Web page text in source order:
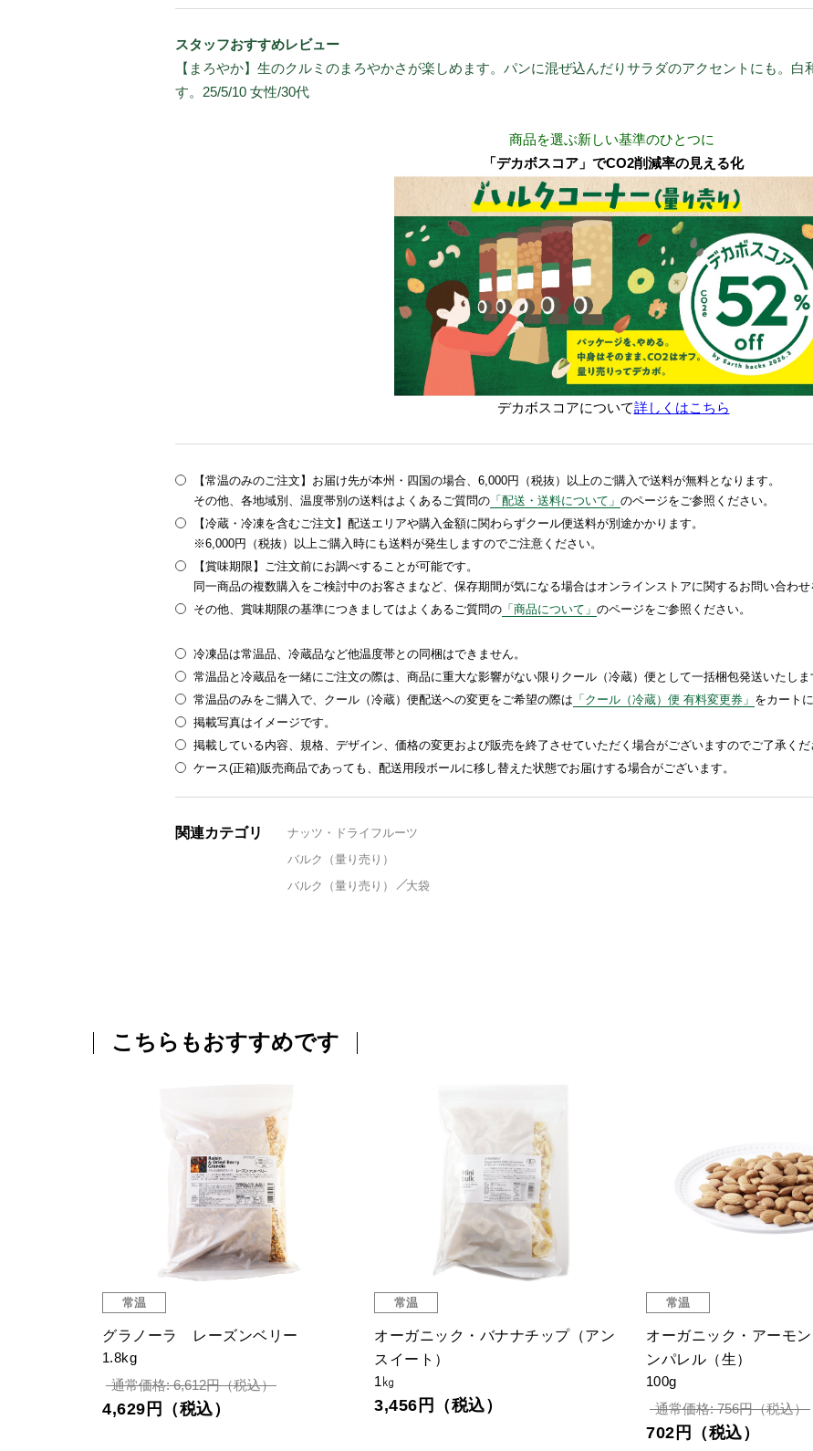
スタッフおすすめレビュー
【まろやか】生のクルミのまろやかさが楽しめます。パンに混ぜ込んだりサラダのアクセントにも。白
す。25/5/10 女性/30代
商品を選ぶ新しい基準のひとつに
「デカボスコア」でCO2削減率の見える化
デカボスコアについて詳しくはこちら
【常温のみのご注文】お届け先が本州・四国の場合、6,000円（税抜）以上のご購入で送料が無料となります。
その他、各地域別、温度帯別の送料はよくあるご質問の 「配送・送料について」 のページをご参照ください。
【冷蔵・冷凍を含むご注文】配送エリアや購入金額に関わらずクール便送料が別途かかります。
※6,000円（税抜）以上ご購入時にも送料が発生しますのでご注意ください。
【賞味期限】ご注文前にお調べすることが可能です。
同一商品の複数購入をご検討中のお客さまなど、保存期間が気になる場合はオンラインストアに関するお問い合わせ
その他、賞味期限の基準につきましてはよくあるご質問の 「商品について」 のページをご参照ください。
冷凍品は常温品、冷蔵品など他温度帯との同梱はできません。
常温品と冷蔵品を一緒にご注文の際は、商品に重大な影響がない限りクール（冷蔵）便として一括梱包発送いたしま
常温品のみをご購入で、クール（冷蔵）便配送への変更をご希望の際は 「クール（冷蔵）便 有料変更券」 をカート
掲載写真はイメージです。
掲載している内容、規格、デザイン、価格の変更および販売を終了させていただく場合がございますのでご了承くだ
ケース(正箱)販売商品であっても、配送用段ボールに移し替えた状態でお届けする場合がございます。
関連カテゴリ
ナッツ・ドライフルーツ
バルク（量り売り）
バルク（量り売り）
大袋
こちらもおすすめです
常温
グラノーラ レーズンベリー
1.8kg
通常価格: 6,612円（税込）
4,629円（税込）
常温
オーガニック・バナナチップ（アン
スイート）
1㎏
3,456円（税込）
常温
オーガニック・アーモ
ンパレル（生）
100g
通常価格: 756円（税込）
702円（税込）